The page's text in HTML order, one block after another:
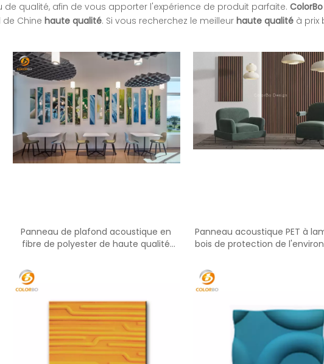
de qualité, afin de vous apporter l'expérience de produit parfaite. ColorBo
Chine haute qualité. Si vous recherchez le meilleur haute qualité à prix
Panneau de plafond acoustique en
fibre de polyester de haute qualité
Panneau acoustique PET à
bois de protection de
<